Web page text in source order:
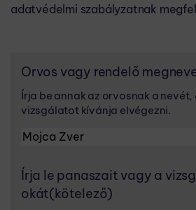
adatvédelmi szabályzatnak
Orvos vagy rendelő
Írja be annak az orvosnak a nevét,
vizsgálatot kívánja elvégezni.
Írja le panaszait vagy a
okát(kötelező)